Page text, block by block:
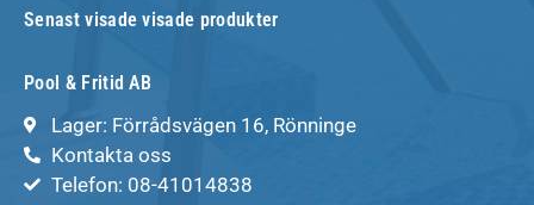
Senast visade visade produkter
Pool & Fritid AB
Lager: Förrådsvägen 16, Rönninge
Kontakta oss
Telefon: 08-41014838